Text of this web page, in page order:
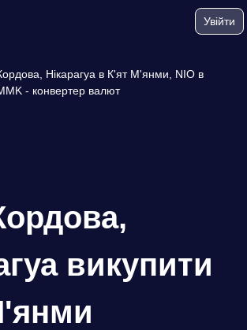
Увійти
Нікарагуа в К'ят М'янми, NIO в
- конвертер валют
викупити